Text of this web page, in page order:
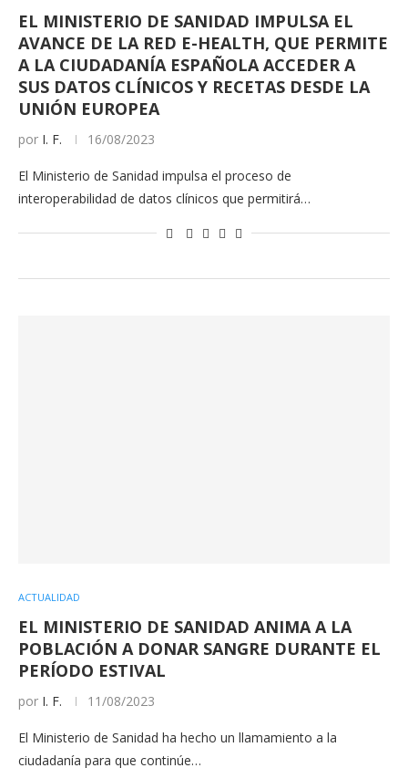
EL MINISTERIO DE SANIDAD IMPULSA EL
AVANCE DE LA RED E-HEALTH, QUE PERMITE
A LA CIUDADANÍA ESPAÑOLA ACCEDER A
SUS DATOS CLÍNICOS Y RECETAS DESDE LA
UNIÓN EUROPEA
por I. F. 16/08/2023
El Ministerio de Sanidad impulsa el proceso de
interoperabilidad de datos clínicos que permitirá…
ACTUALIDAD
EL MINISTERIO DE SANIDAD ANIMA A LA
POBLACIÓN A DONAR SANGRE DURANTE EL
PERÍODO ESTIVAL
por I. F. 11/08/2023
El Ministerio de Sanidad ha hecho un llamamiento a la
ciudadanía para que continúe…